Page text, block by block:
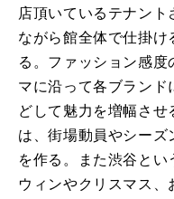
店頂いているテナント
ながら館全体で仕掛け
る。ファッション感
マに沿って各ブランド
どして魅力を増幅させ
は、街場動員やシーズ
を作る。また渋谷とい
ウィンやクリスマス